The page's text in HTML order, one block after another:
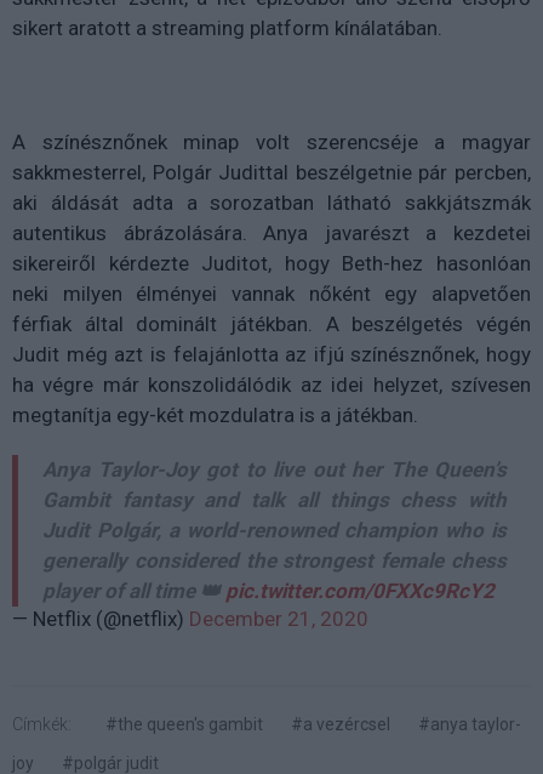
sikert aratott a streaming platform kínálatában.
A színésznőnek minap volt szerencséje a magyar
sakkmesterrel, Polgár Judittal beszélgetnie pár percben,
aki áldását adta a sorozatban látható sakkjátszmák
autentikus ábrázolására. Anya javarészt a kezdetei
sikereiről kérdezte Juditot, hogy Beth-hez hasonlóan
neki milyen élményei vannak nőként egy alapvetően
férfiak által dominált játékban. A beszélgetés végén
Judit még azt is felajánlotta az ifjú színésznőnek, hogy
ha végre már konszolidálódik az idei helyzet, szívesen
megtanítja egy-két mozdulatra is a játékban.
Anya Taylor-Joy got to live out her The Queen’s
Gambit fantasy and talk all things chess with
Judit Polgár, a world-renowned champion who is
generally considered the strongest female chess
player of all time 👑 pic.twitter.com/0FXXc9RcY2
— Netflix (@netflix) December 21, 2020
Címkék: #the queen's gambit #a vezércsel
#anya taylor-
joy
#polgár judit